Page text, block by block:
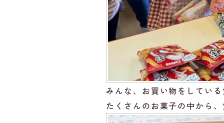
みんな、お買い物をしてい
たくさんのお菓子の中から